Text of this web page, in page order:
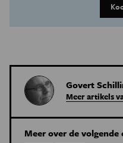
Govert
Meer artikels
Meer over de volgende